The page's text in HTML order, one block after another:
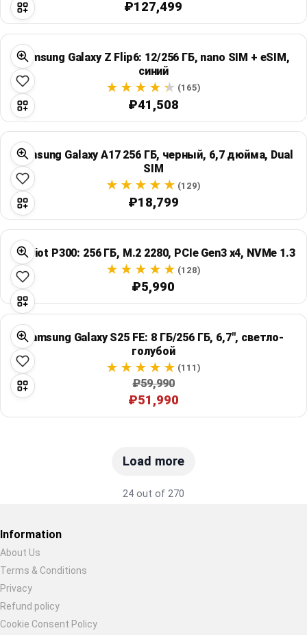
₽127,499
Samsung Galaxy Z Flip6: 12/256 ГБ, nano SIM + eSIM,
синий
(165)
₽41,508
Samsung Galaxy A17 256 ГБ, черный, 6,7 дюйма, Dual
SIM
(129)
₽18,799
Patriot P300: 256 ГБ, M.2 2280, PCIe Gen3 x4, NVMe 1.3
(128)
₽5,990
Samsung Galaxy S25 FE: 8 ГБ/256 ГБ, 6,7", светло-
голубой
(111)
₽59,990
₽51,990
Load more
24 out of 270
Restore previous
Information
About Us
Terms & Conditions
Privacy
Refund policy
Cookie Consent Policy